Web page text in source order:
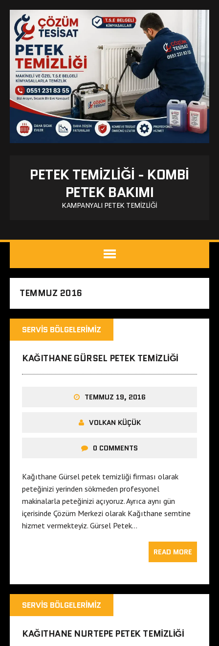
PETEK TEMIZLIĞI - KOMBI
PETEK BAKIMI
KAMPANYALI PETEK TEMIZLIĞI
TEMMUZ 2016
SERVIS BÖLGELERIMIZ
KAĞITHANE GÜRSEL PETEK TEMIZLIĞI
TEMMUZ 19, 2016
VOLKAN KÜÇÜK
0 COMMENTS
Kağıthane Gürsel petek temizliği firması olarak
peteğinizi yerinden sökmeden profesyonel
makinalarla peteğinizi açıyoruz. Ayrıca aynı gün
içerisinde Çözüm Merkezi olarak Kağıthane semtine
hizmet vermekteyiz. Gürsel Petek…
READ MORE
SERVIS BÖLGELERIMIZ
KAĞITHANE NURTEPE PETEK TEMIZLIĞI